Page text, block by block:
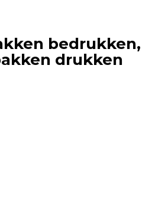
bedrukken,
drukken